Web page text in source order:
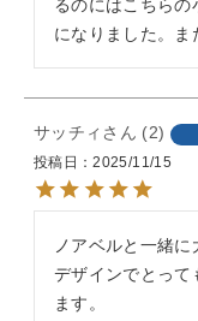
るのにはこちら
になりました。ま
サッチィ 2
投稿日
2025/11/15
ノアベルと一緒
デザインでとって
ます。